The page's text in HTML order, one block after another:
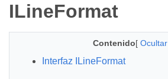
ILineFormat
Contenido[ Ocultar
Interfaz ILineFormat